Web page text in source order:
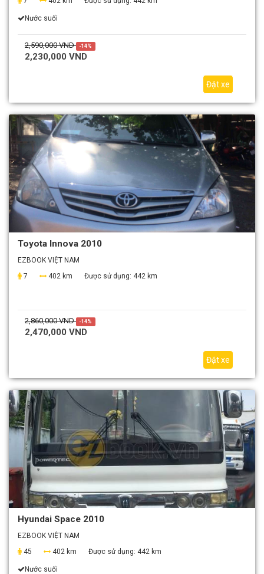
Nước suối
2,590,000 VND -14%
2,230,000 VND
Đặt xe
Toyota Innova 2010
EZBOOK VIỆT NAM
7
402 km Được sử dụng: 442 km
2,860,000 VND -14%
2,470,000 VND
Đặt xe
Hyundai Space 2010
EZBOOK VIỆT NAM
45
402 km Được sử dụng: 442 km
Nước suối